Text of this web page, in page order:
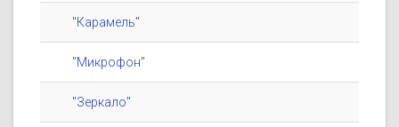
"Карамель"
"Микрофон"
"Зеркало"